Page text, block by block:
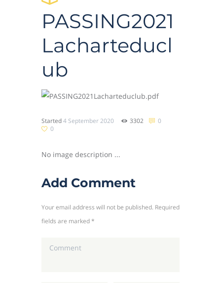
PASSING2021
Lacharteducl
ub
Started 4 September 2020 3302
0
0
No image description ...
Add Comment
Your email address will not be published. Required
fields are marked *